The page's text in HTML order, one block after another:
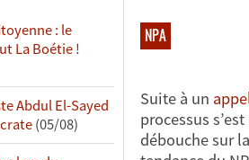
: le
La Boétie !
Abdul El-Sayed
(05/08)
NPA
Suite à un
processus
débouche sur